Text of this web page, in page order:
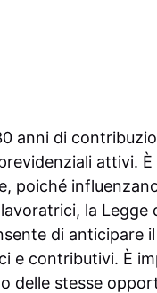
anni di
attivi.
poiché
la
di
e contributivi. È
delle stesse